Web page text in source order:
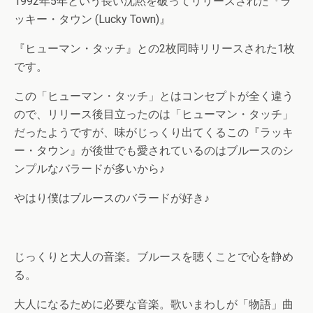
ッキー・タウン (Lucky Town)』
『ヒューマン・タッチ』との2枚同時リリースされた1枚
です。
この「ヒューマン・タッチ」とはコンセプトが全く違う
ので、リリース後目立ったのは「ヒューマン・タッチ」
だったようですが、味がじっくり出てくるこの『ラッキ
ー・タウン』が後世でも愛されているのはブルースのシ
ンプルなバラードが多いから♪
やはり僕はブルースのバラードが好き♪
じっくりと大人の音楽。ブルースを聴くことで心を静め
る。
大人になるために必要な音楽。歌いまわしが「物語」曲